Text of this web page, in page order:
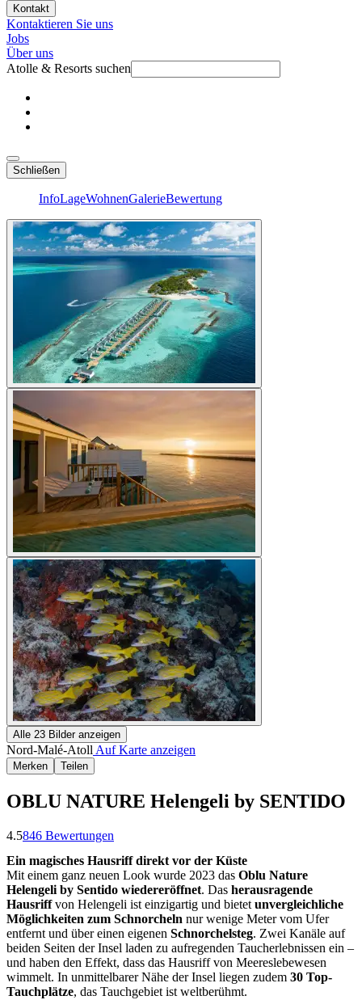
Kontakt
Kontaktieren Sie uns
Jobs
Über uns
Atolle & Resorts suchen
Schließen
InfoLageWohnenGalerieBewertung
Alle 23 Bilder anzeigen
Nord-Malé-Atoll Auf Karte anzeigen
Merken Teilen
OBLU NATURE Helengeli by SENTIDO
4.5846 Bewertungen
Ein magisches Hausriff direkt vor der Küste
Mit einem ganz neuen Look wurde 2023 das Oblu Nature
Helengeli by Sentido wiedereröffnet. Das herausragende
Hausriffvon Helengeli ist einzigartig und bietet unvergleichliche
Möglichkeiten zum Schnorcheln nur wenige Meter vom Ufer
entfernt und über einen eigenen Schnorchelsteg. Zwei Kanäle auf
beiden Seiten der Insel laden zu aufregenden Taucherlebnissen ein –
und haben den Effekt, dass das Hausriff von Meereslebewesen
wimmelt. In unmittelbarer Nähe der Insel liegen zudem 30 Top-
Tauchplätze, das Tauchgebiet ist weltberühmt.